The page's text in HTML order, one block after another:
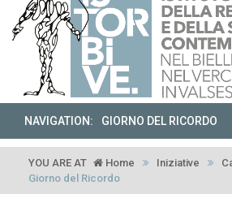
NAVIGATION: GIORNO DEL RICORDO
YOU ARE AT Home Iniziative
Giorno del Ricordo